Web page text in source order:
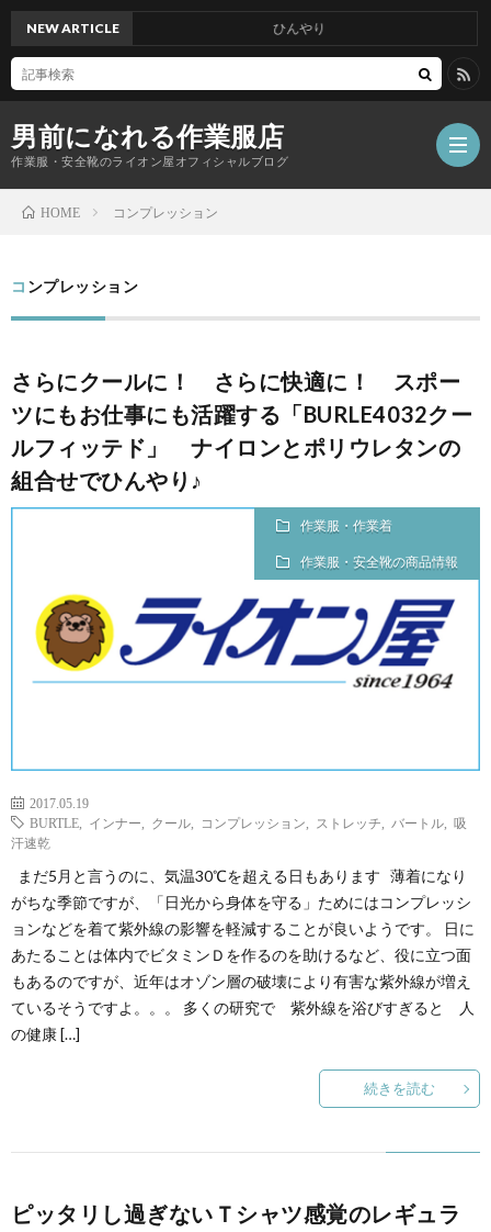
男前になれる作業服店
作業服・安全靴のライオン屋オフィシャルブログ
NEW ARTICLE ひんやり
HOME コンプレッション
コンプレッション
さらにクールに！ さらに快適に！ スポー
ツにもお仕事にも活躍する「BURLE4032クー
ルフィッテド」 ナイロンとポリウレタンの
組合せでひんやり♪
作業服・作業着
作業服・安全靴の商品情報
2017.05.19
BURTLE
インナー クール コンプレッション ストレッチ バートル
吸
汗速乾
まだ5月と言うのに、気温30℃を超える日もあります 薄着になり
がちな季節ですが、「日光から身体を守る」ためにはコンプレッシ
ョンなどを着て紫外線の影響を軽減することが良いようです。 日に
あたることは体内でビタミンＤを作るのを助けるなど、役に立つ面
もあるのですが、近年はオゾン層の破壊により有害な紫外線が増え
ているそうですよ。。。 多くの研究で 紫外線を浴びすぎると 人
の健康 […]
続きを読む
ピッタリし過ぎないＴシャツ感覚のレギュラ